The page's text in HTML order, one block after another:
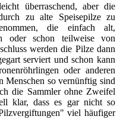
überraschend, aber die
zu alte Speisepilze zu
die einfach alt,
oder schon teilweise von
werden die Pilze dann
serviert und schon kann
oder anderen
Menschen so vernünftig sind
die Sammler ohne Zweifel
klar, dass es gar nicht so
viel häufiger